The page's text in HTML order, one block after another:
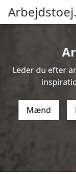
Leder du efter
Mænd